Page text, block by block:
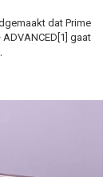
dat Prime
gaat